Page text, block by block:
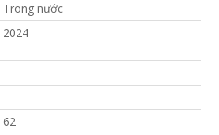
Trong nước
2024
62